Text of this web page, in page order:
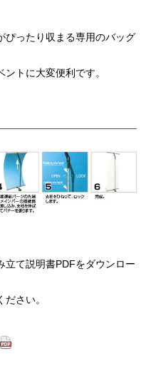
ぴったり収まる専用のバッグ
トに大変便利です。
立て説明書PDFをダウンロー
さい。